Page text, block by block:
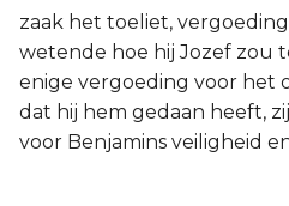
zaak het toeliet,
wetende hoe hij Jozef zou
enige vergoeding voor het
dat hij hem gedaan heeft,
voor Benjamins veiligheid